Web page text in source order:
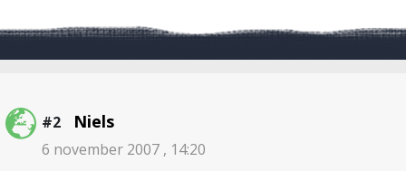
#2 Niels
6 november 2007 , 14:20